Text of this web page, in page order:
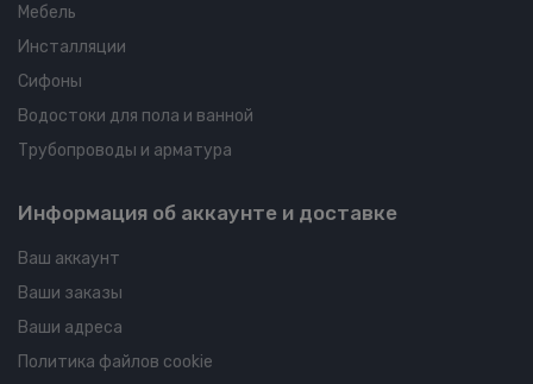
Мебель
Инсталляции
Сифоны
Водостоки для пола и ванной
Трубопроводы и арматура
Информация об аккаунте и доставке
Ваш аккаунт
Ваши заказы
Ваши адреса
Политика файлов cookie